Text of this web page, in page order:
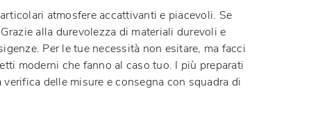
atmosfere accattivanti e piacevoli. Se
alla durevolezza di materiali durevoli e
Per le tue necessità non esitare, ma facci
moderni che fanno al caso tuo. I più preparati
delle misure e consegna con squadra di